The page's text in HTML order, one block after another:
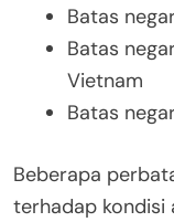
Batas
Batas
Vietnam
Batas
Beberapa
terhadap kondisi